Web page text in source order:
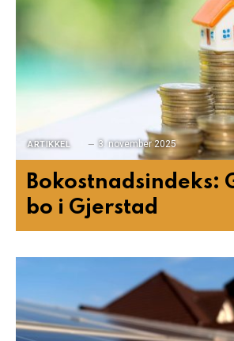
ARTIKKEL 3. november 2025
Bokostnadsindeks:
bo i Gjerstad